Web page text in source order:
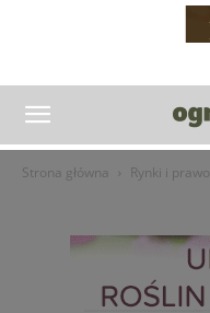
Strona główna Rynki i prawo